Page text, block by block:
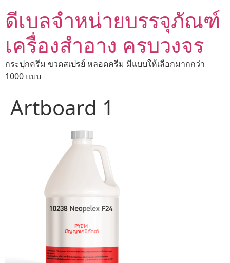
ดีเบลจำหน่ายบรรจุภัณฑ์
เครื่องสำอาง ครบวงจร
กระปุกครีม ขวดสเปรย์ หลอดครีม มีแบบให้เลือกมากกว่า
1000 แบบ
Artboard 1